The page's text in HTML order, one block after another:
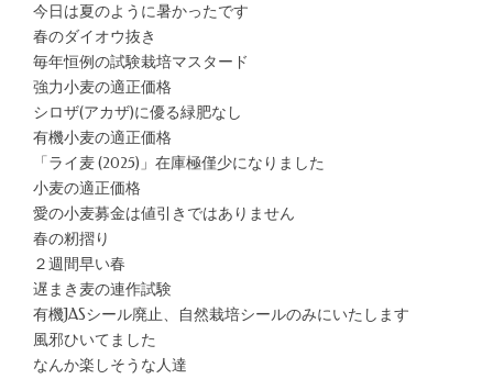
今日は夏のように暑かったです
春のダイオウ抜き
毎年恒例の試験栽培マスタード
強力小麦の適正価格
シロザ(アカザ)に優る緑肥なし
有機小麦の適正価格
「ライ麦 (2025)」在庫極僅少になりました
小麦の適正価格
愛の小麦募金は値引きではありません
春の籾摺り
２週間早い春
遅まき麦の連作試験
有機JASシール廃止、自然栽培シールのみにいたします
風邪ひいてました
なんか楽しそうな人達